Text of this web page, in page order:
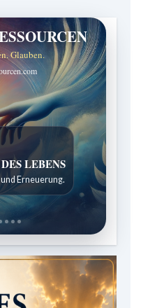
Glauben.
LEBENS
Erneuerung.